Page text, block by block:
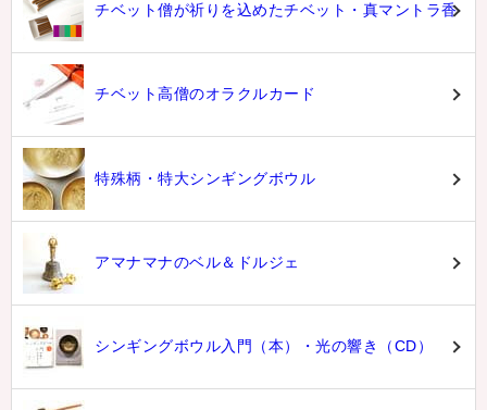
チベット僧が祈りを込めたチベット・真マントラ香
チベット高僧のオラクルカード
特殊柄・特大シンギングボウル
アマナマナのベル＆ドルジェ
シンギングボウル入門（本）・光の響き（CD）